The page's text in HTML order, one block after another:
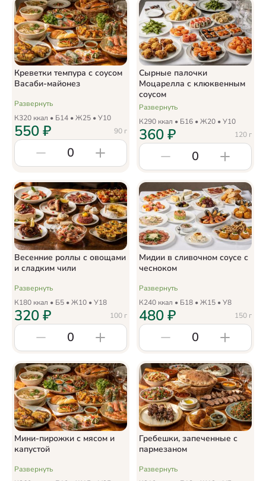
Креветки темпура с соусом
Васаби-майонез
Развернуть
К320 ккал • Б14 • Ж25 • У10
90 г
550₽
0
Сырные палочки
Моцарелла с клюквенным
соусом
Развернуть
К290 ккал • Б16 • Ж20 • У10
120 г
360₽
0
Весенние роллы с овощами
и сладким чили
Развернуть
К180 ккал • Б5 • Ж10 • У18
100 г
320₽
0
Мидии в сливочном соусе с
чесноком
Развернуть
К240 ккал • Б18 • Ж15 • У8
150 г
480₽
0
Мини-пирожки с мясом и
капустой
Развернуть
Гребешки, запеченные с
пармезаном
Развернуть